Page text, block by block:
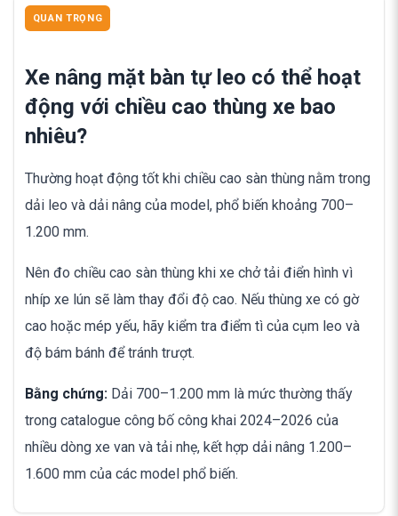
QUAN TRỌNG
Xe nâng mặt bàn tự leo có thể hoạt
động với chiều cao thùng xe bao
nhiêu?
Thường hoạt động tốt khi chiều cao sàn thùng nằm trong
dải leo và dải nâng của model, phổ biến khoảng 700–
1.200 mm.
Nên đo chiều cao sàn thùng khi xe chở tải điển hình vì
nhíp xe lún sẽ làm thay đổi độ cao. Nếu thùng xe có gờ
cao hoặc mép yếu, hãy kiểm tra điểm tì của cụm leo và
độ bám bánh để tránh trượt.
Bằng chứng: Dải 700–1.200 mm là mức thường thấy
trong catalogue công bố công khai 2024–2026 của
nhiều dòng xe van và tải nhẹ, kết hợp dải nâng 1.200–
1.600 mm của các model phổ biến.